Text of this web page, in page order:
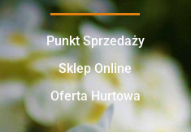
Punkt Sprzedaży
Sklep Online
Oferta Hurtowa